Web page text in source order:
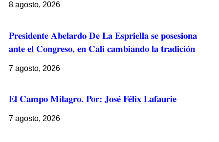
8 agosto, 2026
Presidente Abelardo De La Espriella se posesiona
ante el Congreso, en Cali cambiando la tradición
7 agosto, 2026
El Campo Milagro. Por: José Félix Lafaurie
7 agosto, 2026